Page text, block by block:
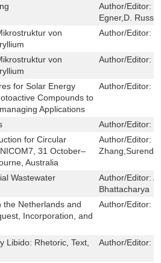
Author/Editor:
Egner,D.
von
Author/Editor:
von
Author/Editor:
for Solar Energy
Compounds to
Applications
Author/Editor:
Author/Editor:
for Circular
31 October–
Australia
Author/Editor:
Wastewater
Author/Editor:
Bhattacharya
the Netherlands and
Incorporation, and
Author/Editor:
Libido: Rhetoric, Text,
Author/Editor: